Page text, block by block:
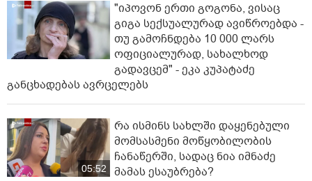
"იპოვონ ერთი გოგონა, ვისაც
გიგა სექსუალურად ავიწროებდა -
თუ გამოჩნდება 10 000 ლარს
ოფიციალურად, სახალხოდ
გადავცემ" - ეკა კუპატაძე
განცხადებას ავრცელებს
05:52
რა ისმინს სახლში დაყენებული
მომსასმენი მოწყობილობის
ჩანაწერში, სადაც ნია იმნაძე
მამას ესაუბრება?